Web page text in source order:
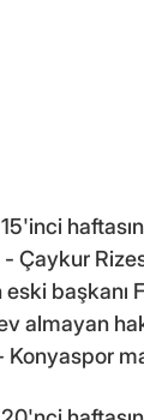
Çaykur
başkanı
almayan
Konyaspor